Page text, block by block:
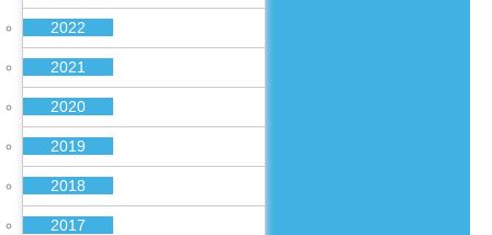
2022
2021
2020
2019
2018
2017